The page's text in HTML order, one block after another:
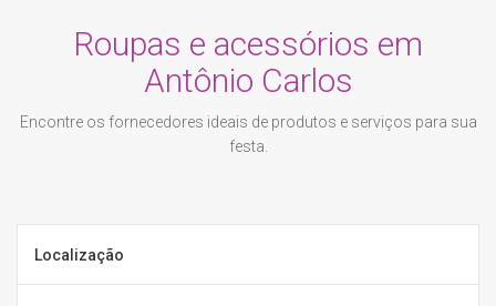
Roupas e acessórios em
Antônio Carlos
Encontre os fornecedores ideais de produtos e serviços para sua
festa.
Localização